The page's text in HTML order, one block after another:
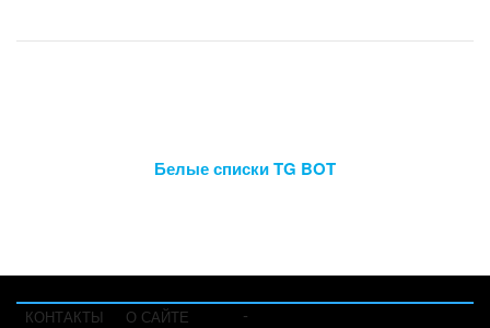
Белые списки TG BOT
-
КОНТАКТЫ
О САЙТЕ